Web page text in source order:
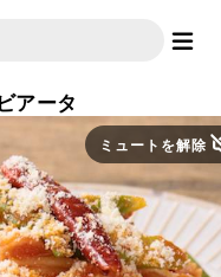
アータ
ミュートを解除